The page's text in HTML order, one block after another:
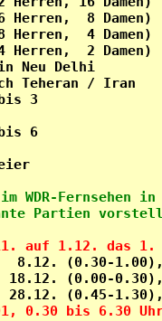
8 Damen)
4 Damen)
2 Damen)
in Neu Delhi
Teheran / Iran
1 bis 3
Ruhetag
4 bis 6
Break
WDR-Fernsehen in
auf 1.12. das 1.
8.12. (0.30-
18.12. (0.00-
0.30 bis